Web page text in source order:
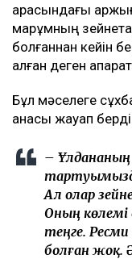
арасындағы
марқұмның
болғаннан кейін
қалған деген
Бұл мәселеге
анасы жауап берді.
– Ұлдананың
Ал олар
Оның көлемі
теңге.
болған жоқ.